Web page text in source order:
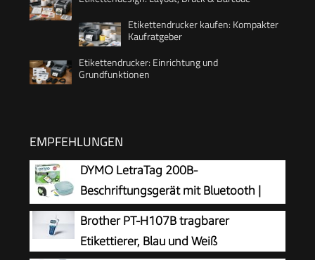
Etikettendrucker kaufen: Kompakter
Kaufratgeber
Etikettendrucker: Einrichtung und
Grundfunktionen
EMPFEHLUNGEN
DYMO LetraTag 200B-
Beschriftungsgerät mit Bluetooth |
kompakter Etikettendrucker | verbindet
Sich über Wireless Bluetooth-Technologie |
inklusive 1 x Papierschriftband in Weiß |
Brother PT-H107B tragbarer
Etikettierer, Blau und Weiß